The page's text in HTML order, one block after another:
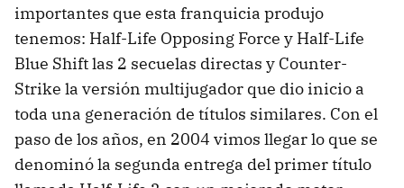
importantes que esta franquicia produjo
tenemos: Half-Life Opposing Force y Half-Life
Blue Shift las 2 secuelas directas y Counter-
Strike la versión multijugador que dio inicio a
toda una generación de títulos similares. Con el
paso de los años, en 2004 vimos llegar lo que se
denominó la segunda entrega del primer título